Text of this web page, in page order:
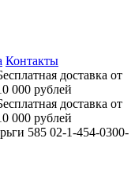
Контакты
доставка от
000 рублей
доставка от
000 рублей
585 02-1-454-0300-